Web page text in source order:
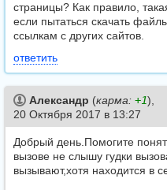
страницы? Как правило,
если пытаться скачать
ссылкам с других сайтов.
ответить
Александр (карма: +1),
20 Октября 2017 в 13:27
Добрый день.Помогите
вызове не слышу гудки
вызывают,хотя находится в